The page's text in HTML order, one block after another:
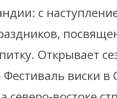
с
Открывает
Фестиваль виски